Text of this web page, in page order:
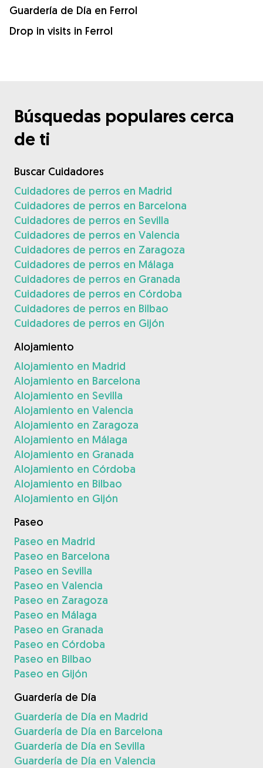
Guardería de Día en Ferrol
Drop in visits in Ferrol
Búsquedas populares cerca
de ti
Buscar Cuidadores
Cuidadores de perros en Madrid
Cuidadores de perros en Barcelona
Cuidadores de perros en Sevilla
Cuidadores de perros en Valencia
Cuidadores de perros en Zaragoza
Cuidadores de perros en Málaga
Cuidadores de perros en Granada
Cuidadores de perros en Córdoba
Cuidadores de perros en Bilbao
Cuidadores de perros en Gijón
Alojamiento
Alojamiento en Madrid
Alojamiento en Barcelona
Alojamiento en Sevilla
Alojamiento en Valencia
Alojamiento en Zaragoza
Alojamiento en Málaga
Alojamiento en Granada
Alojamiento en Córdoba
Alojamiento en Bilbao
Alojamiento en Gijón
Paseo
Paseo en Madrid
Paseo en Barcelona
Paseo en Sevilla
Paseo en Valencia
Paseo en Zaragoza
Paseo en Málaga
Paseo en Granada
Paseo en Córdoba
Paseo en Bilbao
Paseo en Gijón
Guardería de Día
Guardería de Día en Madrid
Guardería de Día en Barcelona
Guardería de Día en Sevilla
Guardería de Día en Valencia